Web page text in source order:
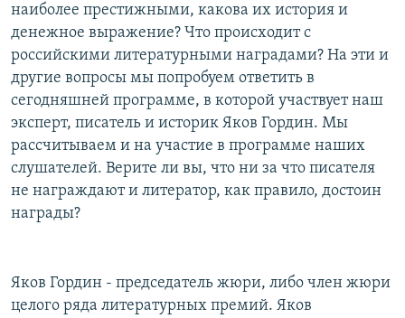
РАСПИСАНИЕ ВЕЩАНИЯ
ПОДПИШИТЕСЬ НА РАССЫЛКУ
СОЦИАЛЬНЫЕ СЕТИ
Все сайты РСЕ/РС
наиболее престижными, какова их история и
денежное выражение? Что происходит с
российскими литературными наградами? На эти и
другие вопросы мы попробуем ответить в
сегодняшней программе, в которой участвует наш
эксперт, писатель и историк Яков Гордин. Мы
рассчитываем и на участие в программе наших
слушателей. Верите ли вы, что ни за что писателя
не награждают и литератор, как правило, достоин
награды?
Яков Гордин - председатель жюри, либо член жюри
целого ряда литературных премий. Яков